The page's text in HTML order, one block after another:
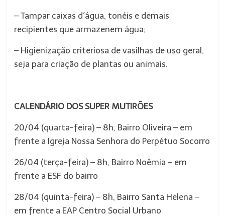
– Tampar caixas d´água, tonéis e demais
recipientes que armazenem água;
– Higienização criteriosa de vasilhas de uso geral,
seja para criação de plantas ou animais.
CALENDÁRIO DOS SUPER MUTIRÕES
20/04 (quarta-feira) – 8h, Bairro Oliveira – em
frente a Igreja Nossa Senhora do Perpétuo Socorro
26/04 (terça-feira) – 8h, Bairro Noêmia – em
frente a ESF do bairro
28/04 (quinta-feira) – 8h, Bairro Santa Helena –
em frente a EAP Centro Social Urbano